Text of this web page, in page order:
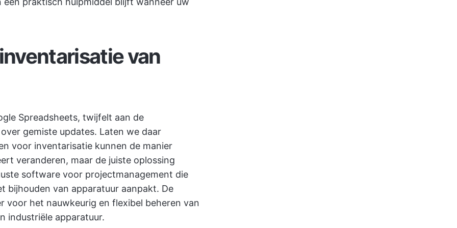
van
Spreadsheets, twijfelt aan de
gemiste updates. Laten we daar
voor inventarisatie kunnen de manier
veranderen, maar de juiste oplossing
software voor projectmanagement die
bijhouden van apparatuur aanpakt. De
voor het nauwkeurig en flexibel beheren van
industriële apparatuur.